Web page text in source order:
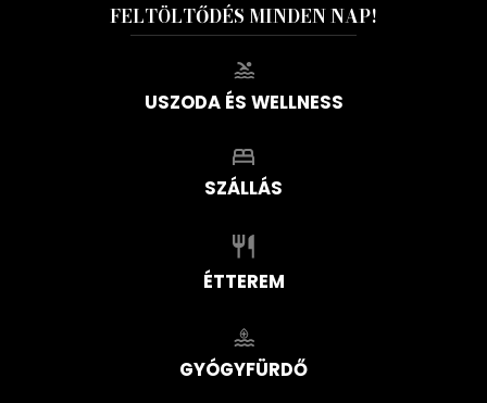
FELTÖLTŐDÉS MINDEN NAP!
USZODA ÉS WELLNESS
SZÁLLÁS
ÉTTEREM
GYÓGYFÜRDŐ